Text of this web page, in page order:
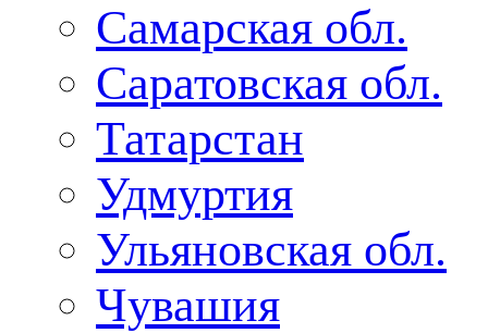
Самарская обл.
Саратовская обл.
Татарстан
Удмуртия
Ульяновская обл.
Чувашия